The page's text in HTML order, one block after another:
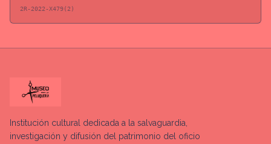
2R-2022-X479(2)
Institución cultural dedicada a la salvaguardia,
investigación y difusión del patrimonio del oficio